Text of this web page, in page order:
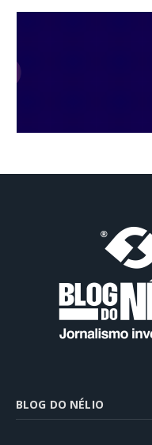
BLOG DO NÉLIO